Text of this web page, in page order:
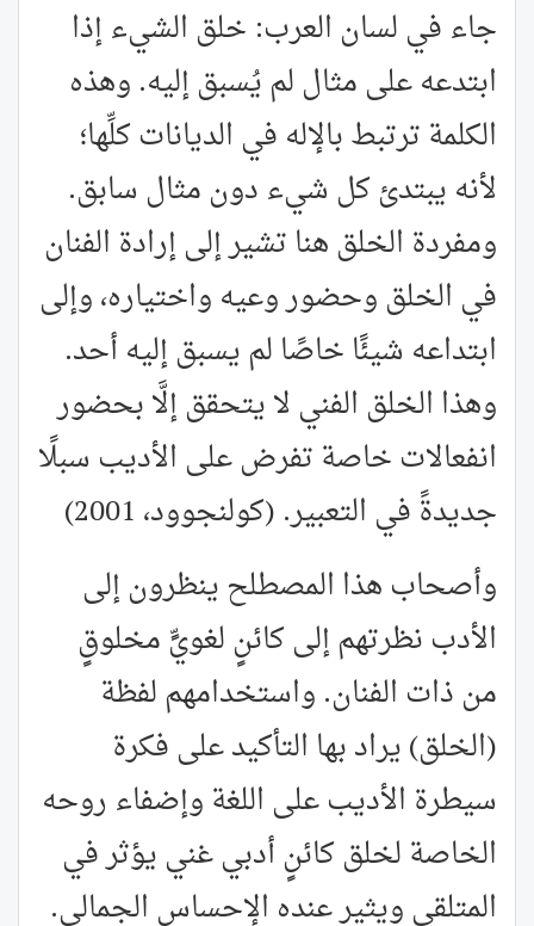
جاء في لسان العرب: خلق الشيء إذا
ابتدعه على مثال لم يُسبق إليه. وهذه
الكلمة ترتبط بالإله في الديانات كلِّها؛
لأنه يبتدئ كل شيء دون مثال سابق.
ومفردة الخلق هنا تشير إلى إرادة الفنان
في الخلق وحضور وعيه واختياره، وإلى
ابتداعه شيئًا خاصًا لم يسبق إليه أحد.
وهذا الخلق الفني لا يتحقق إلَّا بحضور
انفعالات خاصة تفرض على الأديب سبلًا
جديدةً في التعبير. (كولنجوود، 2001)
وأصحاب هذا المصطلح ينظرون إلى
الأدب نظرتهم إلى كائنٍ لغويٍّ مخلوقٍ
من ذات الفنان. واستخدامهم لفظة
(الخلق) يراد بها التأكيد على فكرة
سيطرة الأديب على اللغة وإضفاء روحه
الخاصة لخلق كائنٍ أدبي غني يؤثر في
المتلقي ويثير عنده الإحساس الجمالي.